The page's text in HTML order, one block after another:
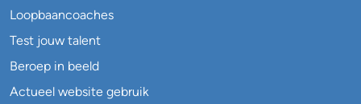
Loopbaancoaches
Test jouw talent
Beroep in beeld
Actueel website gebruik